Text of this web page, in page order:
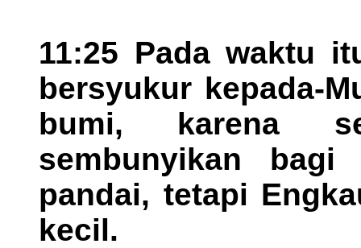
11:25 Pada waktu
bersyukur kepada-
bumi, karena
sembunyikan
pandai, tetapi
kecil.